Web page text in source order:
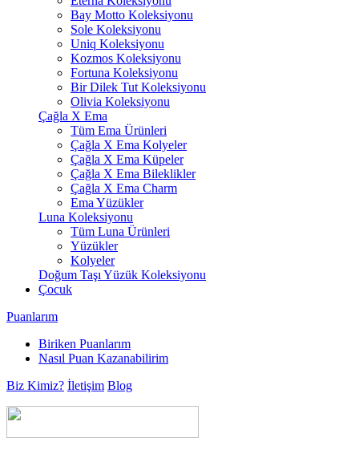
Bay Motto Koleksiyonu
Sole Koleksiyonu
Uniq Koleksiyonu
Kozmos Koleksiyonu
Fortuna Koleksiyonu
Bir Dilek Tut Koleksiyonu
Olivia Koleksiyonu
Çağla X Ema
Tüm Ema Ürünleri
Çağla X Ema Kolyeler
Çağla X Ema Küpeler
Çağla X Ema Bileklikler
Çağla X Ema Charm
Ema Yüzükler
Luna Koleksiyonu
Tüm Luna Ürünleri
Yüzükler
Kolyeler
Doğum Taşı Yüzük Koleksiyonu
Çocuk
Puanlarım
Biriken Puanlarım
Nasıl Puan Kazanabilirim
Biz Kimiz? İletişim Blog